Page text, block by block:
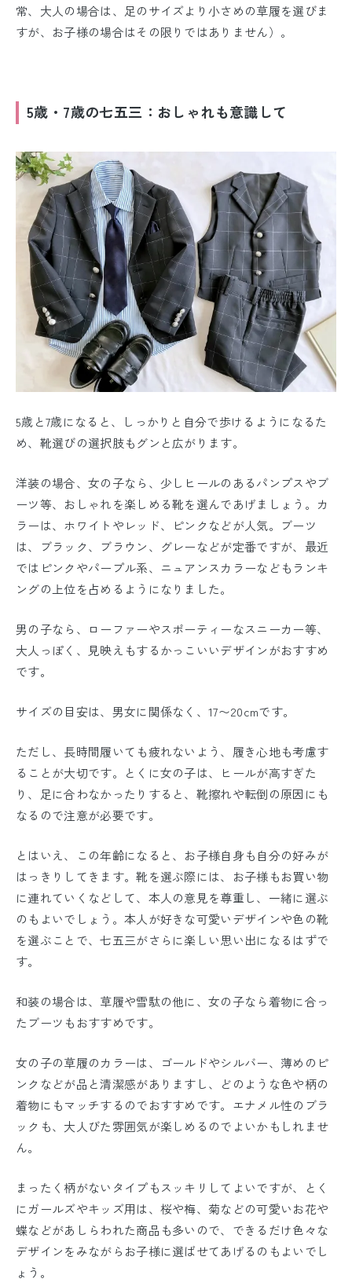
常、大人の場合は、足のサイズより小さめの草履を選びま
すが、お子様の場合はその限りではありません）。
5歳・7歳の七五三：おしゃれも意識して
5歳と7歳になると、しっかりと自分で歩けるようになるた
め、靴選びの選択肢もグンと広がります。
洋装の場合、女の子なら、少しヒールのあるパンプスやブ
ーツ等、おしゃれを楽しめる靴を選んであげましょう。カ
ラーは、ホワイトやレッド、ピンクなどが人気。ブーツ
は、ブラック、ブラウン、グレーなどが定番ですが、最近
ではピンクやパープル系、ニュアンスカラーなどもランキ
ングの上位を占めるようになりました。
男の子なら、ローファーやスポーティーなスニーカー等、
大人っぽく、見映えもするかっこいいデザインがおすすめ
です。
サイズの目安は、男女に関係なく、17〜20cmです。
ただし、長時間履いても疲れないよう、履き心地も考慮す
ることが大切です。とくに女の子は、ヒールが高すぎた
り、足に合わなかったりすると、靴擦れや転倒の原因にも
なるので注意が必要です。
とはいえ、この年齢になると、お子様自身も自分の好みが
はっきりしてきます。靴を選ぶ際には、お子様もお買い物
に連れていくなどして、本人の意見を尊重し、一緒に選ぶ
のもよいでしょう。本人が好きな可愛いデザインや色の靴
を選ぶことで、七五三がさらに楽しい思い出になるはずで
す。
和装の場合は、草履や雪駄の他に、女の子なら着物に合っ
たブーツもおすすめです。
女の子の草履のカラーは、ゴールドやシルバー、薄めのピ
ンクなどが品と清潔感がありますし、どのような色や柄の
着物にもマッチするのでおすすめです。エナメル性のブラ
ックも、大人びた雰囲気が楽しめるのでよいかもしれませ
ん。
まったく柄がないタイプもスッキリしてよいですが、とく
にガールズやキッズ用は、桜や梅、菊などの可愛いお花や
蝶などがあしらわれた商品も多いので、できるだけ色々な
デザインをみながらお子様に選ばせてあげるのもよいでし
ょう。